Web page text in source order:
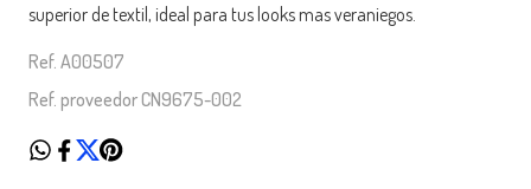
superior de textil, ideal para tus looks mas veraniegos.
Ref. A00507
Ref. proveedor CN9675-002